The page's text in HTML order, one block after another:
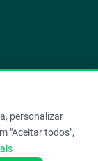
personalizar
"Aceitar todos",